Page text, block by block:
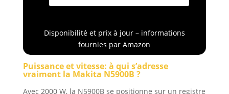
Disponibilité et prix à jour – informations
fournies par Amazon
Puissance et vitesse: à qui s’adresse
vraiment la Makita N5900B ?
Avec 2000 W, la N5900B se positionne sur un registre